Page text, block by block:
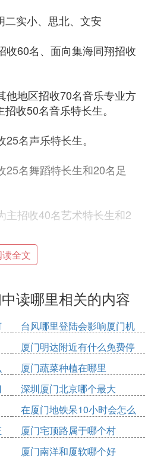
二实小、思北、文安
收60名、面向集海同翔招收
他地区招收70名音乐专业方
收50名音乐特长生。
名声乐特长生。
25名舞蹈特长生和20名足
主招收40名艺术特长生和2
20名足球特长生（男）和5
收25名表演艺术特长生。
明区招收30名舞蹈、声乐特
收20名足球特长生（男）。
招收50名科技特长生，面
名足球特长生（男）。
各80名，外国语学校台生
读全文
读哪里相关的内容
台风哪里登陆会影响厦门机
场
厦门明达附近有什么免费停
车位
厦门蔬菜种植在哪里
深圳厦门北京哪个最大
在厦门地铁呆10小时会怎么
收费
厦门宅顶路属于哪个村
厦门南洋和厦软哪个好